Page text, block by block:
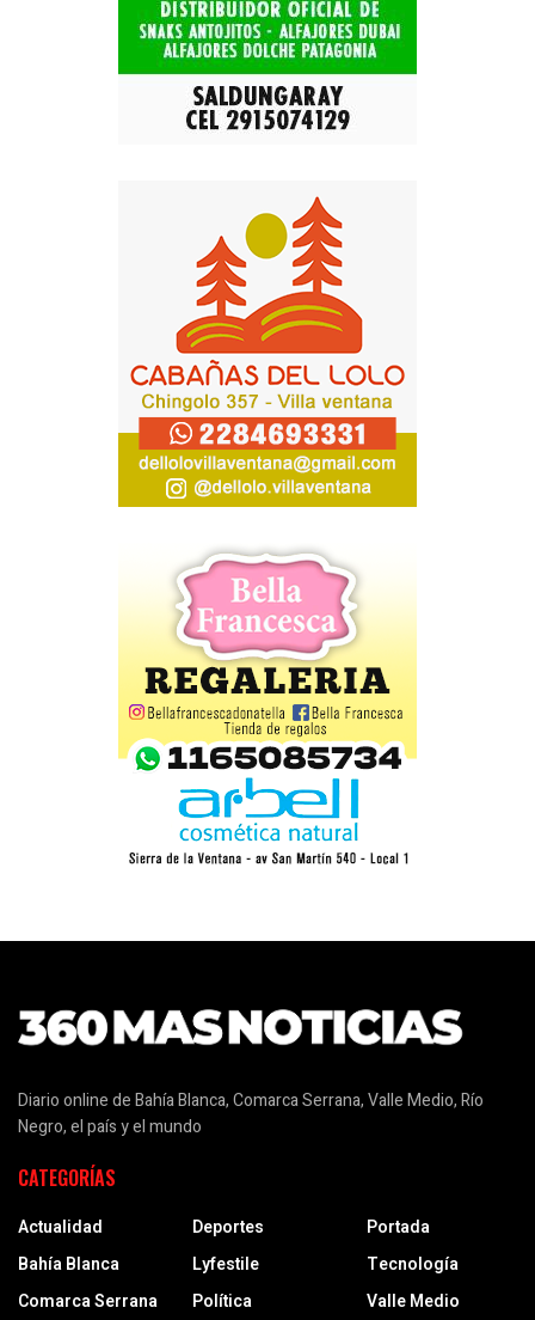
Diario online de Bahía Blanca, Comarca Serrana, Valle Medio, Río
Negro, el país y el mundo
CATEGORÍAS
Actualidad
Bahía Blanca
Comarca Serrana
Deportes
Lyfestile
Política
Portada
Tecnología
Valle Medio